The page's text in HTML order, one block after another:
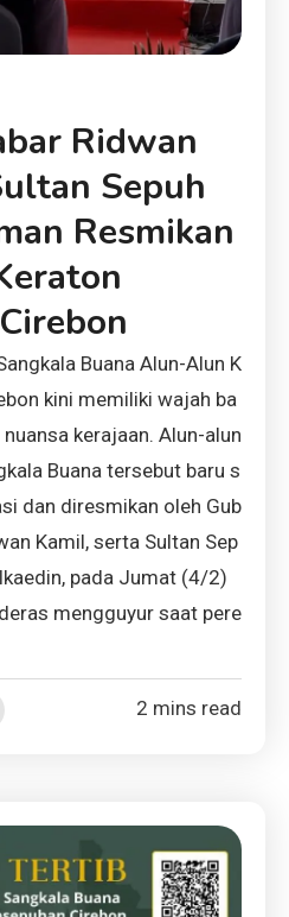
Ridwan
Sepuh
Resmikan
Buana Alun-Alun K
kini memiliki wajah ba
kerajaan. Alun-alun
Buana tersebut baru s
dan diresmikan oleh Gub
Kamil, serta Sultan Sep
pada Jumat (4/2)
mengguyur saat pere
2 mins read